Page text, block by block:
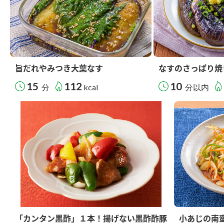
旨だれやみつき大葉なす
15 分 112 kcal
なすのさっぱり
10 分以内
「カンタン黒酢」１本！揚げない黒酢酢豚 小あじの南